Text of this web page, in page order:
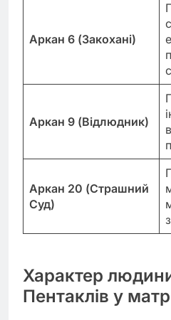
Аркан 6 (Закохані)
Аркан 9 (Відлюдник)
Аркан 20 (Страшний
Суд)
Характер
Пентаклів у